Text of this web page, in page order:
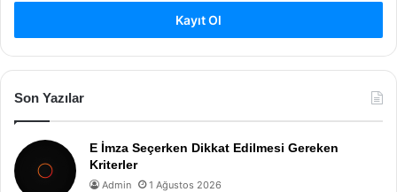
Kayıt Ol
Son Yazılar
E İmza Seçerken Dikkat Edilmesi Gereken
Kriterler
Admin 1 Ağustos 2026